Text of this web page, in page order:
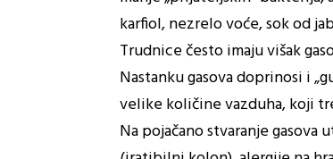
karfiol, nezrelo voće, sok od
Trudnice često imaju višak
Nastanku gasova doprinosi i
velike količine vazduha, koji
Na pojačano stvaranje